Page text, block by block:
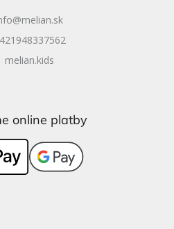
@melian.sk
melian.kids
online platby